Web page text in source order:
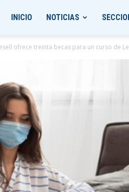
INICIO NOTICIAS
ofrece treinta becas para un curso de